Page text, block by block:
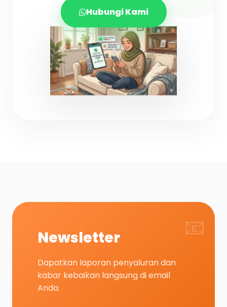
Hubungi Kami
📧
Newsletter
Dapatkan laporan penyaluran dan
kabar kebaikan langsung di email
Anda.